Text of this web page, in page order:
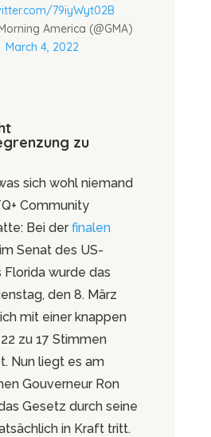
79iyWyt02B
America (@GMA)
March 4, 2022
zu
sich wohl niemand
Community
Bei derfinalen
Senat des US-
Florida wurde das
den 8. März
mit einer knappen
zu 17 Stimmen
Nun liegt es am
Gouverneur Ron
Gesetz durch seine
in Kraft tritt.